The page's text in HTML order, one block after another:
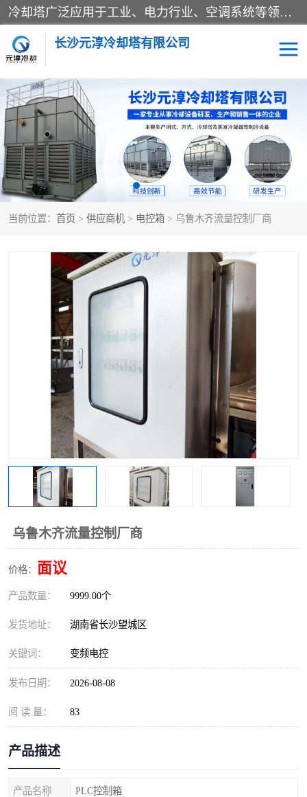
冷却塔广泛应用于工业、电力行业、空调系统等领域。在电力行业中，用于冷却发电机组的循环水；在工业生产中，如化工、冶金等行业，可降低生产过程中产生的热量；在空调系统中，为空调设备提供冷却水源
长沙元淳冷却塔有限公司
当前位置： 首页 > 供应商机 > 电控箱 > 乌鲁木齐流量控制厂商
乌鲁木齐流量控制厂商
价格： 面议
产品数量： 9999.00个
发货地址： 湖南省长沙望城区
关键词： 变频电控
发布日期： 2026-08-08
阅 读 量： 83
产品描述
产品名称 PLC控制箱
方形开式冷却塔 圆形冷却塔
闭式冷却塔 水箱
电控箱 水泵
板式换热器